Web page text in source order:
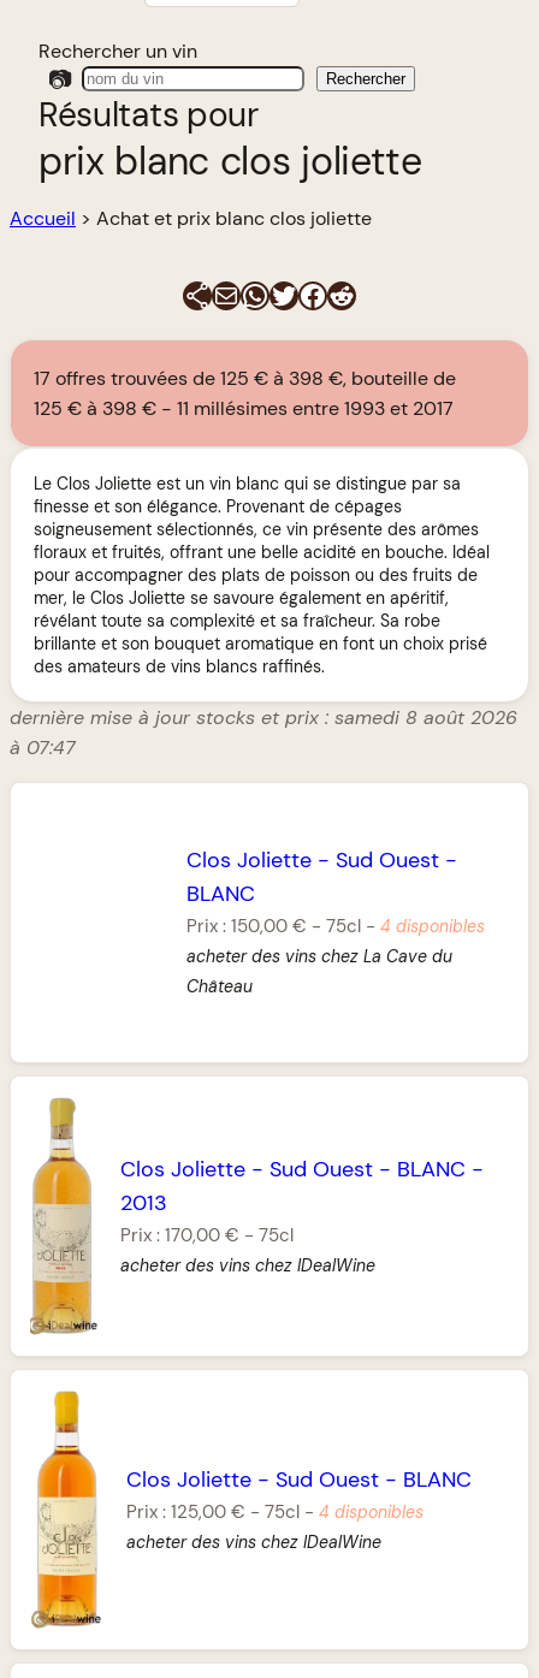
Rechercher un vin
📷 Rechercher
Résultats pour
prix blanc clos joliette
Accueil > Achat et prix blanc clos joliette
E-mailWhatsApp
Twitter
Facebook
Reddit
17 offres trouvées de 125 € à 398 €, bouteille de
125 € à 398 €
11 millésimes entre 1993 et 2017
Le Clos Joliette est un vin blanc qui se distingue par sa
finesse et son élégance. Provenant de cépages
soigneusement sélectionnés, ce vin présente des arômes
floraux et fruités, offrant une belle acidité en bouche. Idéal
pour accompagner des plats de poisson ou des fruits de
mer, le Clos Joliette se savoure également en apéritif,
révélant toute sa complexité et sa fraîcheur. Sa robe
brillante et son bouquet aromatique en font un choix prisé
des amateurs de vins blancs raffinés.
dernière mise à jour stocks et prix : samedi 8 août 2026
à 07:47
Clos Joliette -Sud Ouest -
BLANC
Prix :150,00 € -75cl -4 disponibles
acheter des vins chez La Cave du
Château
Clos Joliette- Sud Ouest- BLANC -
2013
Prix : 170,00 € - 75cl
acheter des vins chez IDealWine
Clos Joliette -Sud Ouest - BLANC
Prix :125,00 € -75cl -4 disponibles
acheter des vins chez IDealWine